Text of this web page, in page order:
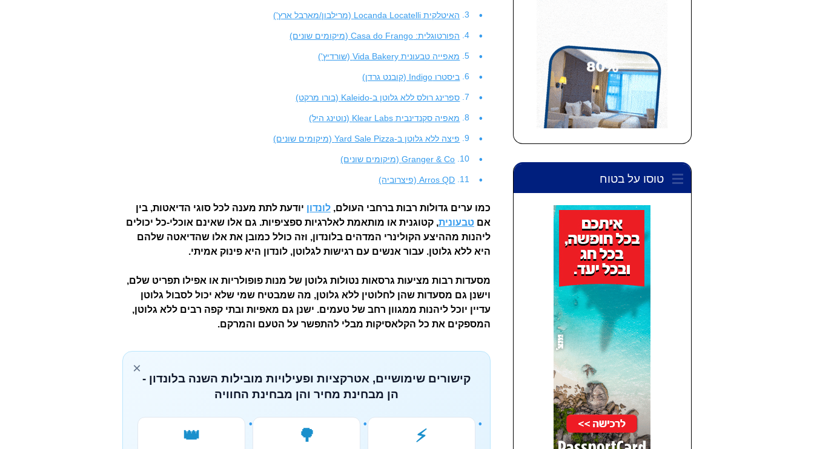
האיטלקית Locanda Locatelli (מרילבון/מארבל ארץ')
הפורטוגלית: Casa do Frango (מיקומים שונים)
מאפייה טבעונית Vida Bakery (שורדיץ')
ביסטרו Indigo (קובנט גרדן)
ספרינג רולס ללא גלוטן ב-Kaleido (בורו מרקט)
מאפיה סקנדינבית Klear Labs (נוטינג היל)
פיצה ללא גלוטן ב-Yard Sale Pizza (מיקומים שונים)
Granger & Co (מיקומים שונים)
Arros QD (פיצרוביה)
כמו ערים גדולות רבות ברחבי העולם,לונדון יודעת לתת מענה לכל סוגי הדיאטות, בין
אםטבעונית, קטוגנית או מותאמת לאלרגיות ספציפיות. גם אלו שאינם אוכלי-כל יכולים
ליהנות מההיצע הקולינרי המדהים בלונדון, וזה כולל כמובן את אלו שהדיאטה שלהם
היא ללא גלוטן. עבור אנשים עם רגישות לגלוטן, לונדון היא פינוק אמיתי.
מסעדות רבות מציעות גרסאות נטולות גלוטן של מנות פופולריות או אפילו תפריט שלם,
וישנן גם מסעדות שהן לחלוטין ללא גלוטן, מה שמבטיח שמי שלא יכול לסבול גלוטן
עדיין יוכל ליהנות ממגוון רחב של טעמים. ישנן גם מאפיות ובתי קפה רבים ללא גלוטן,
המספקים את כל הקלאסיקות מבלי להתפשר על הטעם והמרקם.
×
קישורים שימושיים, אטרקציות ופעילויות מובילות השנה בלונדון -
הן מבחינת מחיר והן מבחינת החוויה
⚡
🌳
👑
טוסו על בטוח